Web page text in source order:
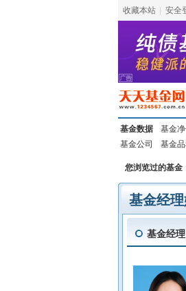
收藏本站 安全
基金数据 基金
基金公司
基金
您浏览过的基金
基金经
基金经